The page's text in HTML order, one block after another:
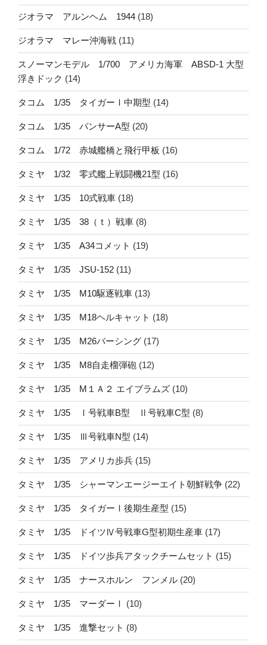
ジオラマ アルンヘム 1944 (18)
ジオラマ マレー沖海戦 (11)
スノーマンモデル 1/700 アメリカ海軍 ABSD-1 大型
浮きドック (14)
タコム 1/35 タイガーⅠ中期型 (14)
タコム 1/35 パンサーA型 (20)
タコム 1/72 赤城艦橋と飛行甲板 (16)
タミヤ 1/32 零式艦上戦闘機21型 (16)
タミヤ 1/35 10式戦車 (18)
タミヤ 1/35 38（ｔ）戦車 (8)
タミヤ 1/35 A34コメット (19)
タミヤ 1/35 JSU-152 (11)
タミヤ 1/35 M10駆逐戦車 (13)
タミヤ 1/35 M18ヘルキャット (18)
タミヤ 1/35 M26パーシング (17)
タミヤ 1/35 M8自走榴弾砲 (12)
タミヤ 1/35 M１Ａ２ エイブラムズ (10)
タミヤ 1/35 Ⅰ号戦車B型 Ⅱ号戦車C型 (8)
タミヤ 1/35 Ⅲ号戦車N型 (14)
タミヤ 1/35 アメリカ歩兵 (15)
タミヤ 1/35 シャーマンエージーエイト朝鮮戦争 (22)
タミヤ 1/35 タイガーⅠ後期生産型 (15)
タミヤ 1/35 ドイツⅣ号戦車G型初期生産車 (17)
タミヤ 1/35 ドイツ歩兵アタックチームセット (15)
タミヤ 1/35 ナースホルン フンメル (20)
タミヤ 1/35 マーダーⅠ (10)
タミヤ 1/35 進撃セット (8)